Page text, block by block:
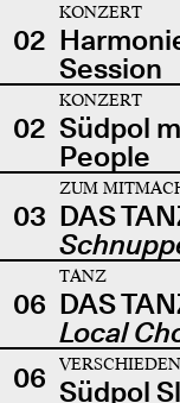
02
KONZERT
Session
02
KONZERT
Südpol
People
03
ZUM
DAS
06
TANZ
DAS
Local
06 Südpol